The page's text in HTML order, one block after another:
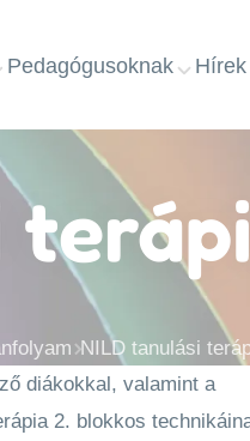
Pedagógusoknak Hírek
NILD tanulási
diákokkal, valamint a
2. blokkos